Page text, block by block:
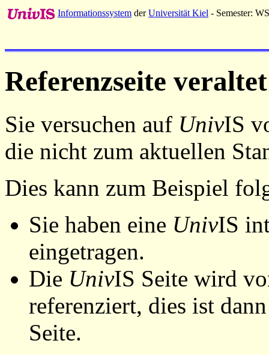
Informationssystem derUniversität Kiel - Semester:
Referenzseite veraltet
Sie versuchen auf UnivIS
die nicht zum aktuellen
Dies kann zum Beispiel
Sie haben eine UnivIS
eingetragen.
Die UnivIS Seite wird
referenziert, dies ist
Seite.